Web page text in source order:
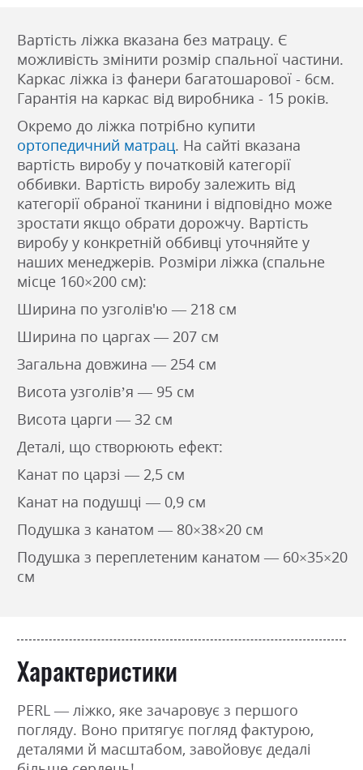
Вартість ліжка вказана без матрацу. Є
можливість змінити розмір спальної частини.
Каркас ліжка із фанери багатошарової - 6см.
Гарантія на каркас від виробника - 15 років.
Окремо до ліжка потрібно купити
ортопедичний матрац. На сайті вказана
вартість виробу у початковій категорії
оббивки. Вартість виробу залежить від
категорії обраної тканини і відповідно може
зростати якщо обрати дорожчу. Вартість
виробу у конкретній оббивці уточняйте у
наших менеджерів. Розміри ліжка (спальне
місце 160×200 см):
Ширина по узголів'ю — 218 см
Ширина по царгах — 207 см
Загальна довжина — 254 см
Висота узголів’я — 95 см
Висота царги — 32 см
Деталі, що створюють ефект:
Канат по царзі — 2,5 см
Канат на подушці — 0,9 см
Подушка з канатом — 80×38×20 см
Подушка з переплетеним канатом — 60×35×20
см
Характеристики
PERL — ліжко, яке зачаровує з першого
погляду. Воно притягує погляд фактурою,
деталями й масштабом, завойовує дедалі